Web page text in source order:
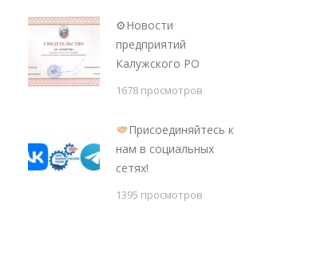
⚙Новости
предприятий
Калужского РО
1678 просмотров
Присоединяйтесь к
нам в социальных
сетях!
1395 просмотров